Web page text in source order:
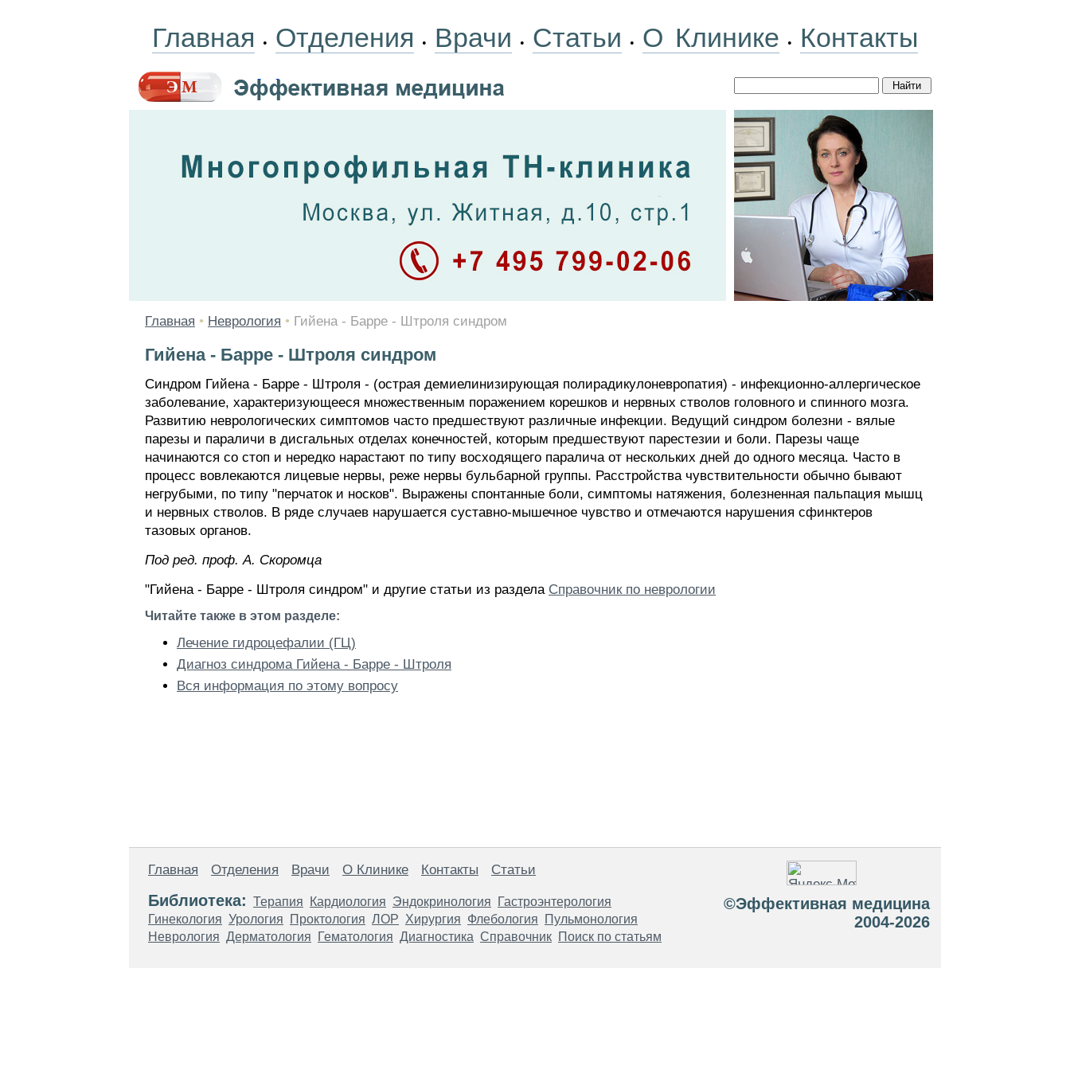
Главная • Отделения • Врачи • Статьи • О Клинике • Контакты
Главная • Неврология • Гийена - Барре - Штроля синдром
Гийена - Барре - Штроля синдром
Синдром Гийена - Барре - Штроля - (острая демиелинизирующая полирадикулоневропатия) - инфекционно-аллергическое
заболевание, характеризующееся множественным поражением корешков и нервных стволов головного и спинного мозга.
Развитию неврологических симптомов часто предшествуют различные инфекции. Ведущий синдром болезни - вялые
парезы и параличи в дисгальных отделах конечностей, которым предшествуют парестезии и боли. Парезы чаще
начинаются со стоп и нередко нарастают по типу восходящего паралича от нескольких дней до одного месяца. Часто в
процесс вовлекаются лицевые нервы, реже нервы бульбарной группы. Расстройства чувствительности обычно бывают
негрубыми, по типу "перчаток и носков". Выражены спонтанные боли, симптомы натяжения, болезненная пальпация мышц
и нервных стволов. В ряде случаев нарушается суставно-мышечное чувство и отмечаются нарушения сфинктеров
тазовых органов.
Пoд peд. проф. А. Скоромца
"Гийена - Барре - Штроля синдром" и другие статьи из раздела Справочник по неврологии
Читайте также в этом разделе:
Лечение гидроцефалии (ГЦ)
Диагноз синдрома Гийена - Барре - Штроля
Вся информация по этому вопросу
Главная Отделения Врачи О Клинике Контакты Статьи
Библиотека: Терапия Кардиология Эндокринология
Гастроэнтерология
Гинекология Урология Проктология ЛОР Хирургия Флебология
Пульмонология
Неврология Дерматология Гематология Диагностика Справочник Поиск по статьям
©Эффективная медицина
2004-2026